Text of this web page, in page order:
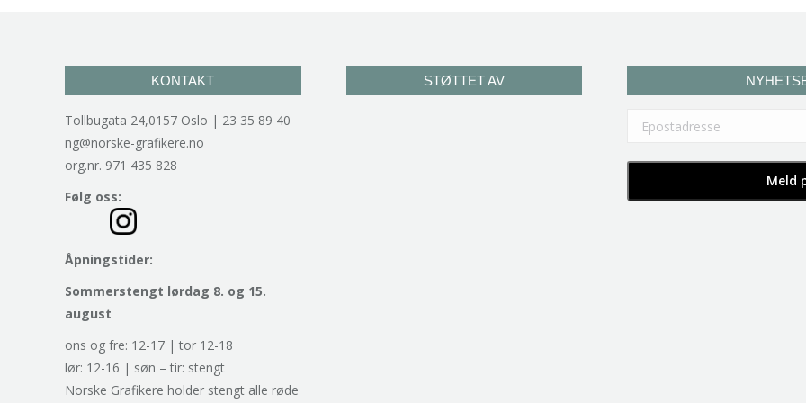
KONTAKT
Tollbugata 24,0157 Oslo | 23 35 89 40
ng@norske-grafikere.no
org.nr. 971 435 828
Følg oss:
Åpningstider:
Sommerstengt lørdag 8. og 15.
august
ons og fre: 12-17 | tor 12-18
lør: 12-16 | søn – tir: stengt
Norske Grafikere holder stengt alle røde
STØTTET AV